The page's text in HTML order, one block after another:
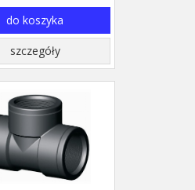
do koszyka
szczegóły